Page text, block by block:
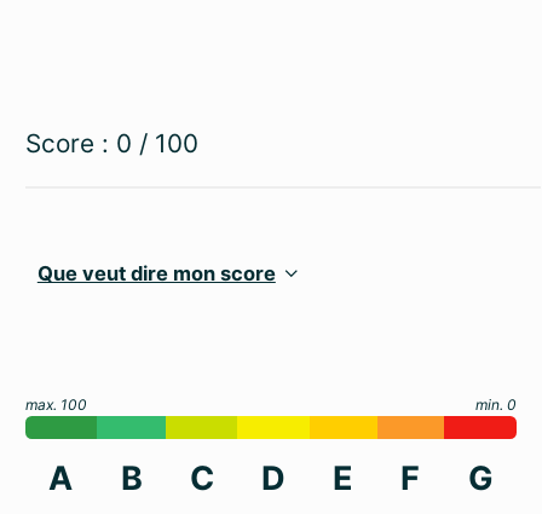
Score : 0 / 100
Que veut dire mon score
max. 100 min. 0
A B C D E F G